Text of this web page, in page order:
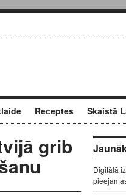
Receptes Skaistā
grib
Digitālā